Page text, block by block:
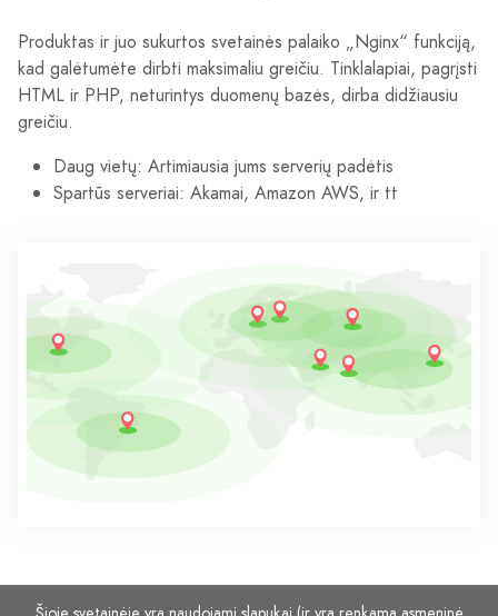
Produktas ir juo sukurtos svetainės palaiko „Nginx“ funkciją,
kad galėtumėte dirbti maksimaliu greičiu. Tinklalapiai, pagrįsti
HTML ir PHP, neturintys duomenų bazės, dirba didžiausiu
greičiu.
Daug vietų: Artimiausia jums serverių padėtis
Spartūs serveriai: Akamai, Amazon AWS, ir tt